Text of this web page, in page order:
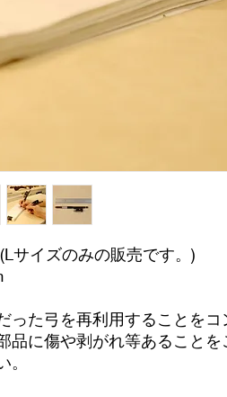
サイズのみの販売です。)
った弓を再利用することをコ
品に傷や剥がれ等あること